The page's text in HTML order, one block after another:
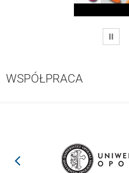
WSTRZYMAJ
WSPÓŁPRACA
prev